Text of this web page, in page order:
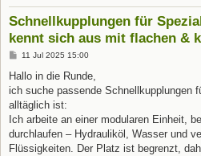
Schnellkupplungen für
kennt sich aus mit flachen &
B
i
r
a
11 Jul 2025 15:00
Hallo in die Runde,
ich suche passende Schnellkupplungen
alltäglich ist:
Ich arbeite an einer modularen Einheit,
durchlaufen – Hydrauliköl, Wasser und
Flüssigkeiten. Der Platz ist begrenzt,